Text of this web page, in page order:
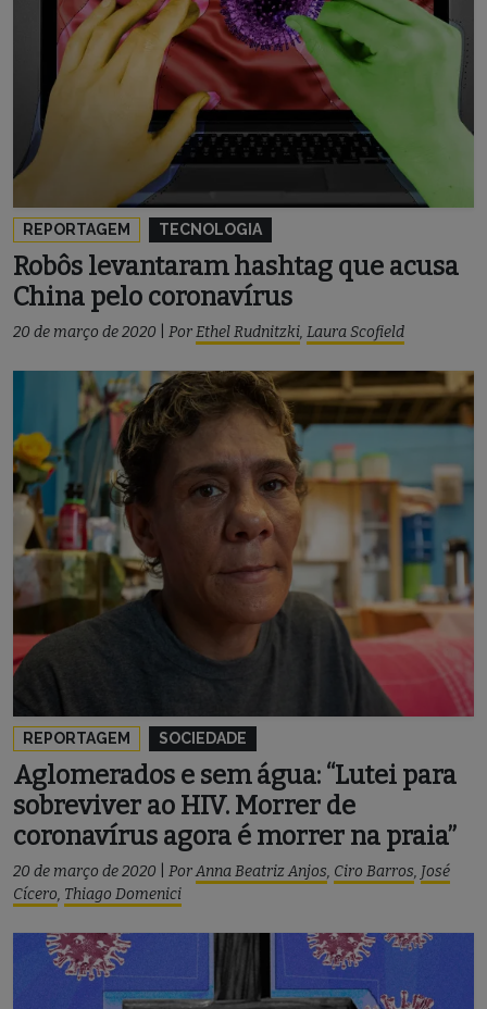
REPORTAGEM TECNOLOGIA
Robôs levantaram hashtag que acusa
China pelo coronavírus
20 de março de 2020 PorEthel Rudnitzki, Laura Scofield
REPORTAGEM SOCIEDADE
Aglomerados e sem água: “Lutei para
sobreviver ao HIV. Morrer de
coronavírus agora é morrer na praia”
20 de março de 2020 PorAnna Beatriz Anjos, Ciro Barros, José
Cícero, Thiago Domenici